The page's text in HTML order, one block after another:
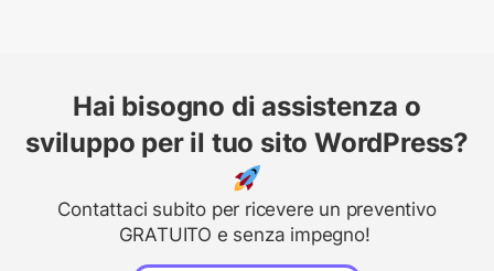
Hai bisogno di assistenza o
sviluppo per il tuo sito WordPress?
Contattaci subito per ricevere un preventivo
GRATUITO e senza impegno!